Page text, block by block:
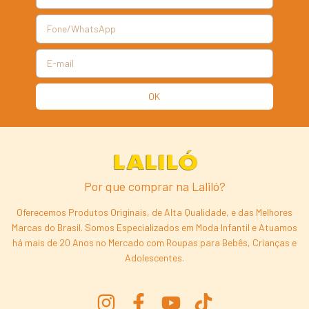
Por que comprar na Laliló?
Oferecemos Produtos Originais, de Alta Qualidade, e das Melhores
Marcas do Brasil. Somos Especializados em Moda Infantil e Atuamos
há mais de 20 Anos no Mercado com Roupas para Bebês, Crianças e
Adolescentes.